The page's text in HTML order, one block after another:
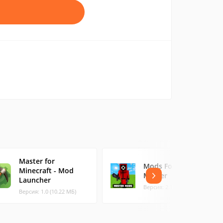
Master for
Minecraft - Mod
Launcher
Версия: 1.0 (10.22 МБ)
Mods For Minecraft
Master
Версия: 2.1 (10.62 МБ)